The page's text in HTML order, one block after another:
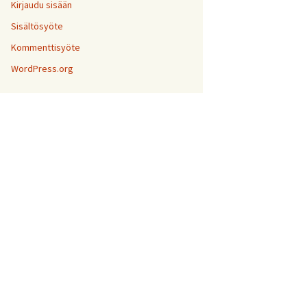
Kirjaudu sisään
Sisältösyöte
Kommenttisyöte
WordPress.org